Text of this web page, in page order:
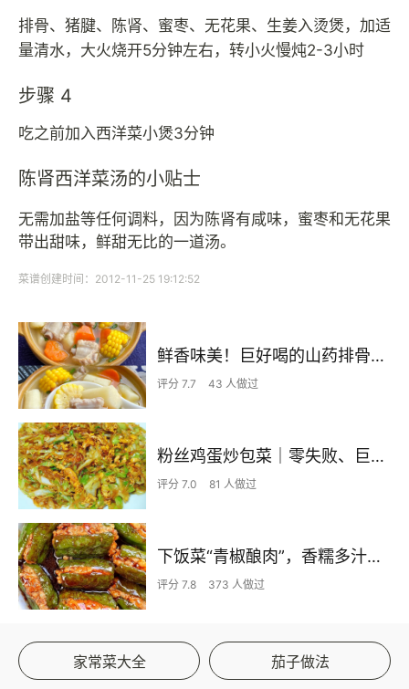
排骨、猪腱、陈肾、蜜枣、无花果、生姜入烫煲，加适
量清水，大火烧开5分钟左右，转小火慢炖2-3小时
步骤 4
吃之前加入西洋菜小煲3分钟
陈肾西洋菜汤的小贴士
无需加盐等任何调料，因为陈肾有咸味，蜜枣和无花果
带出甜味，鲜甜无比的一道汤。
菜谱创建时间：2012-11-25 19:12:52
鲜香味美！巨好喝的山药排骨汤！！
评分 7.7 43 人做过
粉丝鸡蛋炒包菜｜零失败、巨下饭
评分 7.0 81 人做过
下饭菜“青椒酿肉”，香糯多汁鲜嫩下饭
评分 7.8 373 人做过
家常菜大全 茄子做法